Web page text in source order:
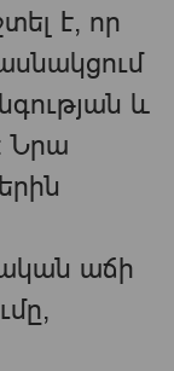
է, որ
և
Նրա
աճի